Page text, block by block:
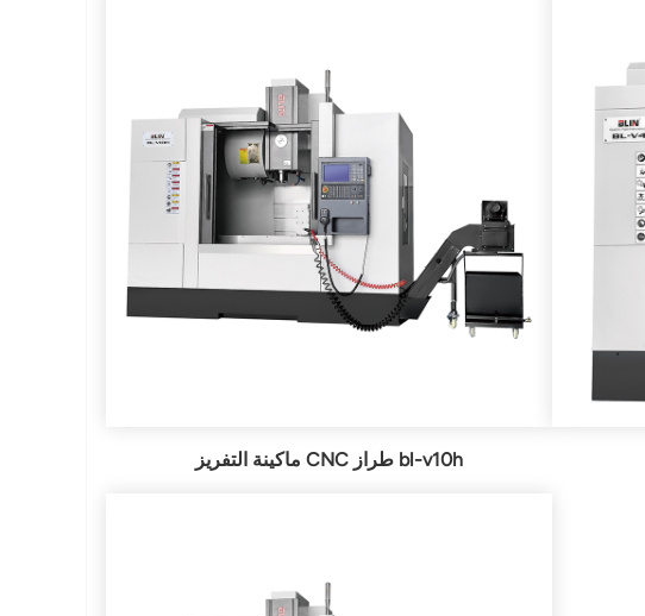
ماكينة التفريز CNC طراز bl-v10h